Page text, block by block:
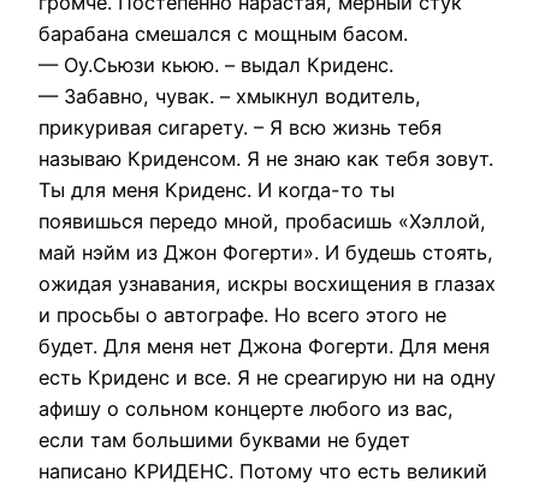
барабана смешался с мощным басом.
— Оу.Сьюзи кьюю. – выдал Криденс.
— Забавно, чувак. – хмыкнул водитель,
прикуривая сигарету. – Я всю жизнь тебя
называю Криденсом. Я не знаю как тебя зовут.
Ты для меня Криденс. И когда-то ты
появишься передо мной, пробасишь «Хэллой,
май нэйм из Джон Фогерти». И будешь стоять,
ожидая узнавания, искры восхищения в глазах
и просьбы о автографе. Но всего этого не
будет. Для меня нет Джона Фогерти. Для меня
есть Криденс и все. Я не среагирую ни на одну
афишу о сольном концерте любого из вас,
если там большими буквами не будет
написано КРИДЕНС. Потому что есть великий